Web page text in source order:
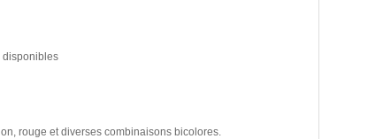
disponibles
rouge et diverses combinaisons bicolores.